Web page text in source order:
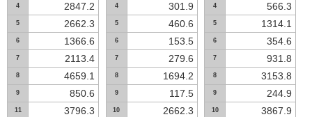
4 2847.2
5 2662.3
6 1366.6
7 2113.4
8 4659.1
9 850.6
11 3796.3
4 301.9
5 460.6
6 153.5
7 279.6
8 1694.2
9 117.5
10 2662.3
4 566.3
5 1314.1
6 354.6
7 931.8
8 3153.8
9 244.9
10 3867.9